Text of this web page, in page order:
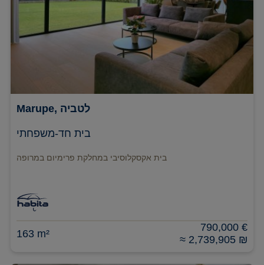
Marupe, לטביה
בית חד-משפחתי
בית אקסקלוסיבי במחלקת פרימיום במרופה
163 m²
790,000 €
≈ 2,739,905 ₪